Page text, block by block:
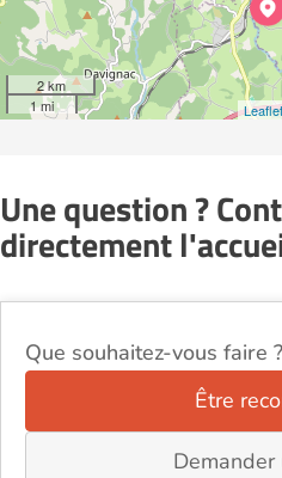
2 km
1 mi
Leaflet
Une question ?
directement
Que souhaitez-vous faire ?
Être
Demander